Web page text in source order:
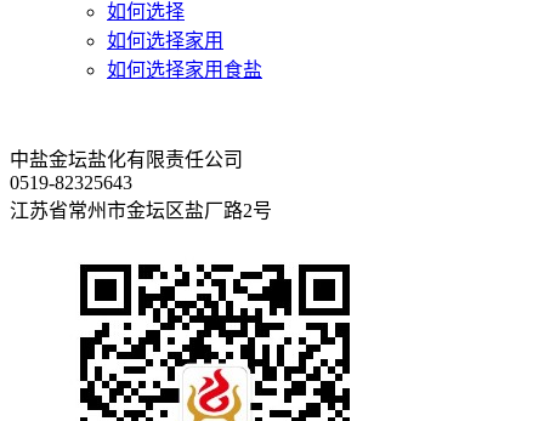
如何选择
如何选择家用
如何选择家用食盐
中盐金坛盐化有限责任公司
0519-82325643
江苏省常州市金坛区盐厂路2号